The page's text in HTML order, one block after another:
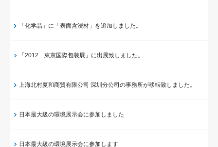
「化学品」に「表面含浸材」を追加しました。
「2012 東京国際包装展」に出展致しました。
上海北村夏和商貿有限公司 深圳分公司の事務所が移転致しました。
日本最大級の環境展示会に参加しました
日本最大級の環境展示会に参加します